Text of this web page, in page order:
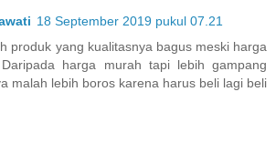
18 September 2019 pukul 07.21
produk yang kualitasnya bagus meski harga
harga murah tapi lebih gampang
malah lebih boros karena harus beli lagi beli